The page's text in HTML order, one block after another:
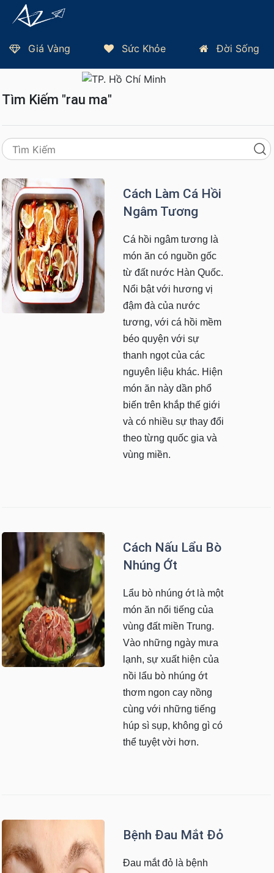
Giá Vàng Sức Khỏe Đời Sống
Trang Chủ
Tìm Kiếm "rau ma"
Cách Làm Cá Hồi
Ngâm Tương
Cá hồi ngâm tương là
món ăn có nguồn gốc
từ đất nước Hàn Quốc.
Nổi bật với hương vị
đậm đà của nước
tương, với cá hồi mềm
béo quyện với sự
thanh ngọt của các
nguyên liệu khác. Hiện
món ăn này dần phổ
biến trên khắp thế giới
và có nhiều sự thay đổi
theo từng quốc gia và
vùng miền.
Cách Nấu Lẩu Bò
Nhúng Ớt
Lẩu bò nhúng ớt là một
món ăn nổi tiếng của
vùng đất miền Trung.
Vào những ngày mưa
lạnh, sự xuất hiện của
nồi lẩu bò nhúng ớt
thơm ngon cay nồng
cùng với những tiếng
húp sì sụp, không gì có
thể tuyệt vời hơn.
Bệnh Đau Mắt Đỏ
Đau mắt đỏ là bệnh